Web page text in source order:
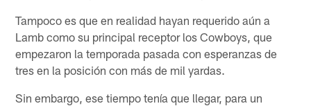
Tampoco es que en realidad hayan requerido aún a
Lamb como su principal receptor los Cowboys, que
empezaron la temporada pasada con esperanzas de
tres en la posición con más de mil yardas.
Sin embargo, ese tiempo tenía que llegar, para un